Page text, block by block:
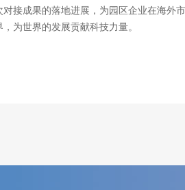
接成果的落地进展，为园区企业在海外
，为世界的发展贡献科技力量。